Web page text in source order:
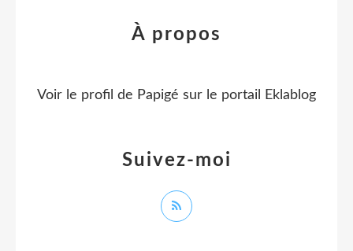
Suivez-moi
À propos
Voir le profil de Papigé sur le portail Eklablog